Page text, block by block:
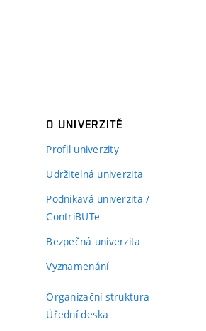
O UNIVERZITĚ
Profil univerzity
Udržitelná univerzita
Podnikavá univerzita /
ContriBUTe
Bezpečná univerzita
Vyznamenání
Organizační struktura
Úřední deska